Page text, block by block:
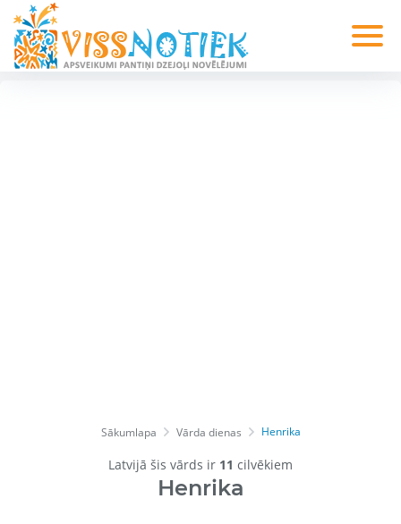
Sākumlapa Vārda dienas Henrika
Latvijā šis vārds ir 11 cilvēkiem
Henrika